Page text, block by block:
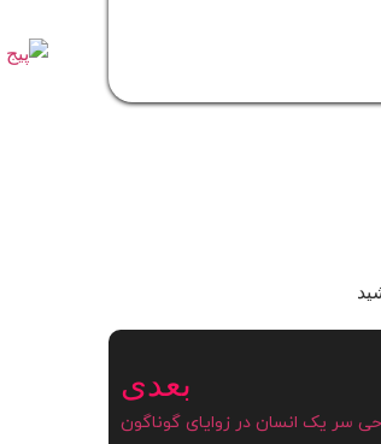
بعدی
سر یک انسان در زوایای گوناگون